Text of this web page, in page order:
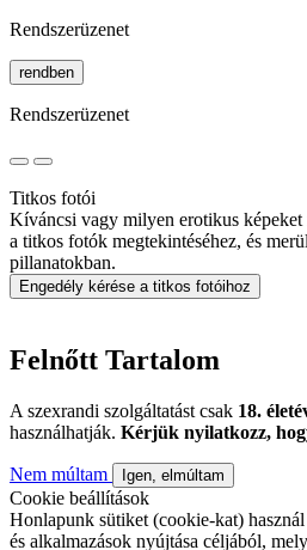
Rendszerüzenet
rendben
Rendszerüzenet
Titkos fotói
Kíváncsi vagy milyen erotikus képeket
a titkos fotók megtekintéséhez, és
pillanatokban.
Engedély kérése a titkos fotóihoz
Felnőtt Tartalom
A szexrandi szolgáltatást csak 18.
használhatják. Kérjük nyilatkozz,
Nem múltam Igen, elmúltam
Cookie beállítások
Honlapunk sütiket (cookie-kat)
és alkalmazások nyújtása céljából,